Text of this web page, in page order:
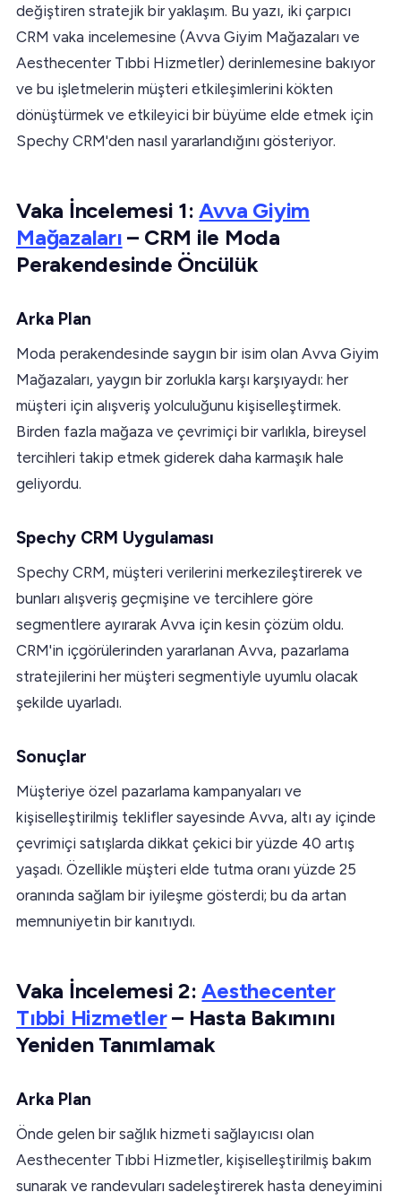
değiştiren stratejik bir yaklaşım. Bu yazı, iki çarpıcı
CRM vaka incelemesine (Avva Giyim Mağazaları ve
Aesthecenter Tıbbi Hizmetler) derinlemesine bakıyor
ve bu işletmelerin müşteri etkileşimlerini kökten
dönüştürmek ve etkileyici bir büyüme elde etmek için
Spechy CRM'den nasıl yararlandığını gösteriyor.
Vaka İncelemesi 1:Avva Giyim
Mağazaları – CRM ile Moda
Perakendesinde Öncülük
Arka Plan
Moda perakendesinde saygın bir isim olan Avva Giyim
Mağazaları, yaygın bir zorlukla karşı karşıyaydı: her
müşteri için alışveriş yolculuğunu kişiselleştirmek.
Birden fazla mağaza ve çevrimiçi bir varlıkla, bireysel
tercihleri takip etmek giderek daha karmaşık hale
geliyordu.
Spechy CRM Uygulaması
Spechy CRM, müşteri verilerini merkezileştirerek ve
bunları alışveriş geçmişine ve tercihlere göre
segmentlere ayırarak Avva için kesin çözüm oldu.
CRM'in içgörülerinden yararlanan Avva, pazarlama
stratejilerini her müşteri segmentiyle uyumlu olacak
şekilde uyarladı.
Sonuçlar
Müşteriye özel pazarlama kampanyaları ve
kişiselleştirilmiş teklifler sayesinde Avva, altı ay içinde
çevrimiçi satışlarda dikkat çekici bir yüzde 40 artış
yaşadı. Özellikle müşteri elde tutma oranı yüzde 25
oranında sağlam bir iyileşme gösterdi; bu da artan
memnuniyetin bir kanıtıydı.
Vaka İncelemesi 2:Aesthecenter
Tıbbi Hizmetler– Hasta Bakımını
Yeniden Tanımlamak
Arka Plan
Önde gelen bir sağlık hizmeti sağlayıcısı olan
Aesthecenter Tıbbi Hizmetler, kişiselleştirilmiş bakım
sunarak ve randevuları sadeleştirerek hasta deneyimini